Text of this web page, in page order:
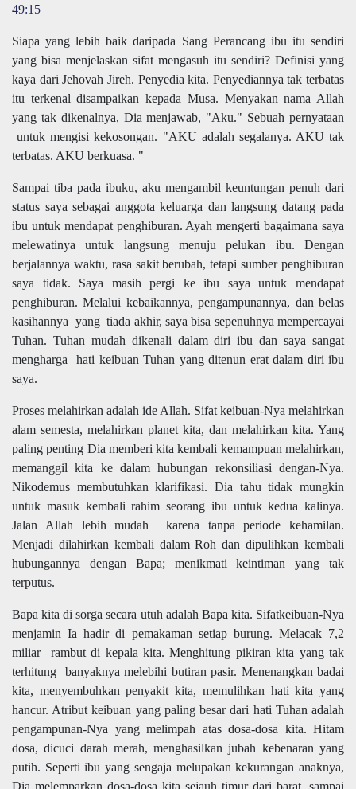
49:15
Siapa yang lebih baik daripada Sang Perancang ibu itu sendiri
yang bisa menjelaskan sifat mengasuh itu sendiri? Definisi yang
kaya dari Jehovah Jireh. Penyedia kita. Penyediannya tak terbatas
itu terkenal disampaikan kepada Musa. Menyakan nama Allah
yang tak dikenalnya, Dia menjawab, "Aku." Sebuah pernyataan
untuk mengisi kekosongan. "AKU adalah segalanya. AKU tak
terbatas. AKU berkuasa. "
Sampai tiba pada ibuku, aku mengambil keuntungan penuh dari
status saya sebagai anggota keluarga dan langsung datang pada
ibu untuk mendapat penghiburan. Ayah mengerti bagaimana saya
melewatinya untuk langsung menuju pelukan ibu. Dengan
berjalannya waktu, rasa sakit berubah, tetapi sumber penghiburan
saya tidak. Saya masih pergi ke ibu saya untuk mendapat
penghiburan. Melalui kebaikannya, pengampunannya, dan belas
kasihannya yang tiada akhir, saya bisa sepenuhnya mempercayai
Tuhan. Tuhan mudah dikenali dalam diri ibu dan saya sangat
mengharga hati keibuan Tuhan yang ditenun erat dalam diri ibu
saya.
Proses melahirkan adalah ide Allah. Sifat keibuan-Nya melahirkan
alam semesta, melahirkan planet kita, dan melahirkan kita. Yang
paling penting Dia memberi kita kembali kemampuan melahirkan,
memanggil kita ke dalam hubungan rekonsiliasi dengan-Nya.
Nikodemus membutuhkan klarifikasi. Dia tahu tidak mungkin
untuk masuk kembali rahim seorang ibu untuk kedua kalinya.
Jalan Allah lebih mudah karena tanpa periode kehamilan.
Menjadi dilahirkan kembali dalam Roh dan dipulihkan kembali
hubungannya dengan Bapa; menikmati keintiman yang tak
terputus.
Bapa kita di sorga secara utuh adalah Bapa kita. Sifatkeibuan-Nya
menjamin Ia hadir di pemakaman setiap burung. Melacak 7,2
miliar rambut di kepala kita. Menghitung pikiran kita yang tak
terhitung banyaknya melebihi butiran pasir. Menenangkan badai
kita, menyembuhkan penyakit kita, memulihkan hati kita yang
hancur. Atribut keibuan yang paling besar dari hati Tuhan adalah
pengampunan-Nya yang melimpah atas dosa-dosa kita. Hitam
dosa, dicuci darah merah, menghasilkan jubah kebenaran yang
putih. Seperti ibu yang sengaja melupakan kekurangan anaknya,
Dia melemparkan dosa-dosa kita sejauh timur dari barat, sampai